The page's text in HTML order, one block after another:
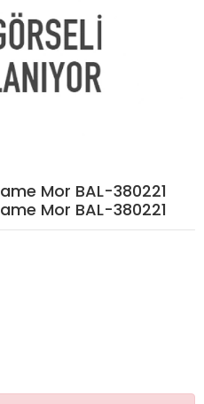
Mor BAL-380221
Mor BAL-380221